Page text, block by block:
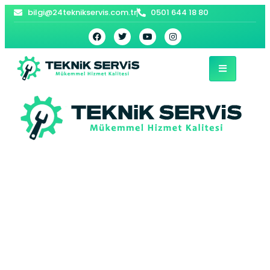
bilgi@24teknikservis.com.tr 0501 644 18 80